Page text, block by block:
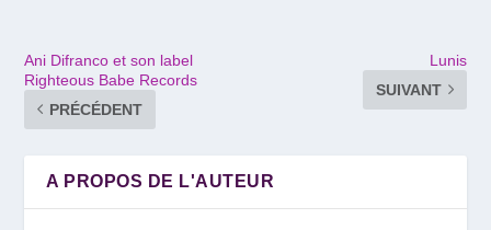
Ani Difranco et son label
Righteous Babe Records
PRÉCÉDENT
Lunis
SUIVANT
A PROPOS DE L'AUTEUR